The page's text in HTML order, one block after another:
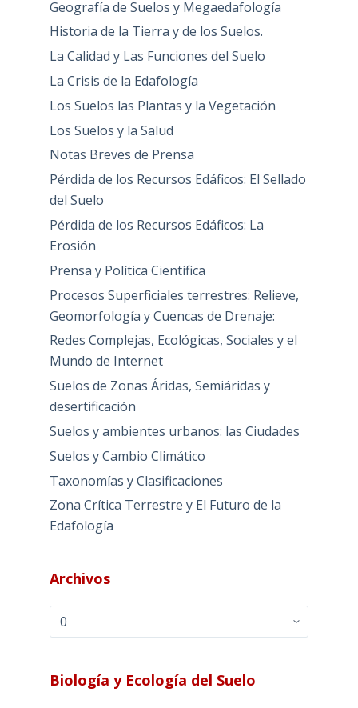
Geografía de Suelos y Megaedafología
Historia de la Tierra y de los Suelos.
La Calidad y Las Funciones del Suelo
La Crisis de la Edafología
Los Suelos las Plantas y la Vegetación
Los Suelos y la Salud
Notas Breves de Prensa
Pérdida de los Recursos Edáficos: El Sellado
del Suelo
Pérdida de los Recursos Edáficos: La
Erosión
Prensa y Política Científica
Procesos Superficiales terrestres: Relieve,
Geomorfología y Cuencas de Drenaje:
Redes Complejas, Ecológicas, Sociales y el
Mundo de Internet
Suelos de Zonas Áridas, Semiáridas y
desertificación
Suelos y ambientes urbanos: las Ciudades
Suelos y Cambio Climático
Taxonomías y Clasificaciones
Zona Crítica Terrestre y El Futuro de la
Edafología
Archivos
Archivos
Biología y Ecología del Suelo